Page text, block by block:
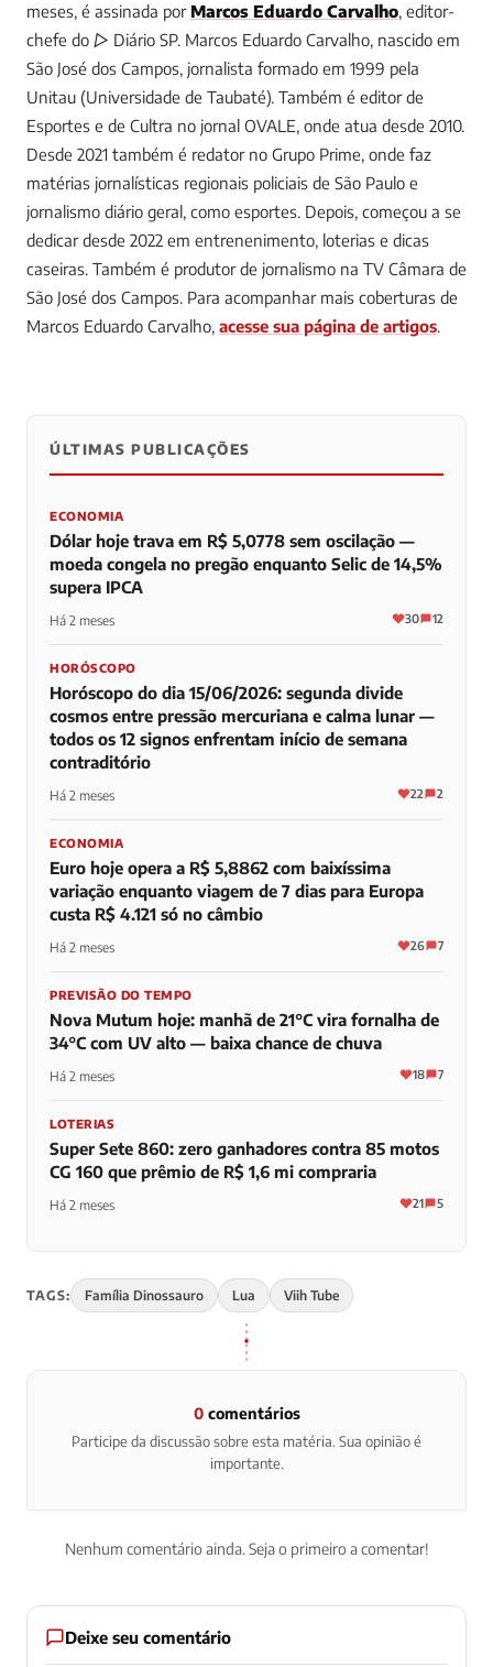
meses, é assinada por Marcos Eduardo Carvalho, editor-
chefe do ▷ Diário SP. Marcos Eduardo Carvalho, nascido em
São José dos Campos, jornalista formado em 1999 pela
Unitau (Universidade de Taubaté). Também é editor de
Esportes e de Cultra no jornal OVALE, onde atua desde 2010.
Desde 2021 também é redator no Grupo Prime, onde faz
matérias jornalísticas regionais policiais de São Paulo e
jornalismo diário geral, como esportes. Depois, começou a se
dedicar desde 2022 em entrenenimento, loterias e dicas
caseiras. Também é produtor de jornalismo na TV Câmara de
São José dos Campos. Para acompanhar mais coberturas de
Marcos Eduardo Carvalho, acesse sua página de artigos.
0 0 0
ÚLTIMAS PUBLICAÇÕES
ECONOMIA
Dólar hoje trava em R$ 5,0778 sem oscilação —
moeda congela no pregão enquanto Selic de 14,5%
supera IPCA
Há 2 meses 30 12
HORÓSCOPO
Horóscopo do dia 15/06/2026: segunda divide
cosmos entre pressão mercuriana e calma lunar —
todos os 12 signos enfrentam início de semana
contraditório
Há 2 meses 22 2
ECONOMIA
Euro hoje opera a R$ 5,8862 com baixíssima
variação enquanto viagem de 7 dias para Europa
custa R$ 4.121 só no câmbio
Há 2 meses 26 7
PREVISÃO DO TEMPO
Nova Mutum hoje: manhã de 21°C vira fornalha de
34°C com UV alto — baixa chance de chuva
Há 2 meses 18 7
LOTERIAS
Super Sete 860: zero ganhadores contra 85 motos
CG 160 que prêmio de R$ 1,6 mi compraria
Há 2 meses 21 5
TAGS: Família Dinossauro Lua Viih Tube
0comentários
Participe da discussão sobre esta matéria. Sua opinião é
importante.
Nenhum comentário ainda. Seja o primeiro a comentar!
Deixe seu comentário